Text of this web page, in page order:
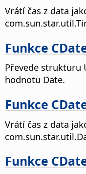
Vrátí čas z data
Funkce
Převede strukturu
hodnotu Date.
Funkce
Vrátí čas z data
Funkce